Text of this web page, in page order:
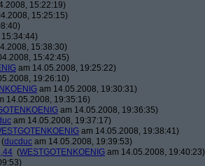
15:22:19)
15:25:15)
15:38:30)
15:42:45)
am 14.05.2008, 19:25:22)
19:26:10)
am 14.05.2008, 19:30:31)
14.05.2008, 19:35:16)
am 14.05.2008, 19:36:35)
am 14.05.2008, 19:37:17)
am 14.05.2008, 19:38:41)
(ducduc am 14.05.2008, 19:39:53)
(WESTGOTENKOENIG am 14.05.2008, 19:40:23)